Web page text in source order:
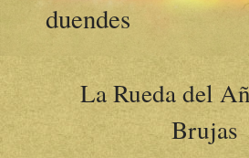
duendes
La Rueda del
Brujas